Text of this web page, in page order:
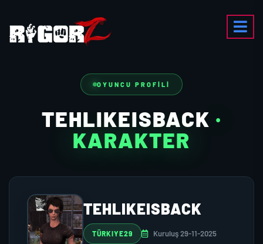
OYUNCU PROFILI
TEHLIKEISBACK ·
KARAKTER
TEHLIKEISBACK
TÜRKIYE29 Kuruluş 29-11-2025